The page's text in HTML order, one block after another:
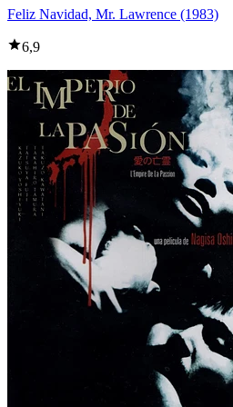
Feliz Navidad, Mr. Lawrence (1983)
6,9